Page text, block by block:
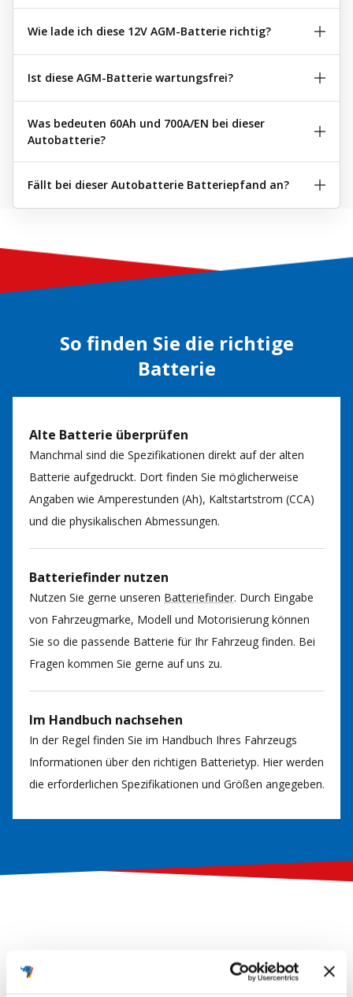
Wie lade ich diese 12V AGM-Batterie richtig?
Ist diese AGM-Batterie wartungsfrei?
Was bedeuten 60Ah und 700A/EN bei dieser
Autobatterie?
Fällt bei dieser Autobatterie Batteriepfand an?
So finden Sie die richtige
Batterie
Alte Batterie überprüfen
Manchmal sind die Spezifikationen direkt auf der alten
Batterie aufgedruckt. Dort finden Sie möglicherweise
Angaben wie Amperestunden (Ah), Kaltstartstrom (CCA)
und die physikalischen Abmessungen.
Batteriefinder nutzen
Nutzen Sie gerne unseren Batteriefinder. Durch Eingabe
von Fahrzeugmarke, Modell und Motorisierung können
Sie so die passende Batterie für Ihr Fahrzeug finden. Bei
Fragen kommen Sie gerne auf uns zu.
Im Handbuch nachsehen
In der Regel finden Sie im Handbuch Ihres Fahrzeugs
Informationen über den richtigen Batterietyp. Hier werden
die erforderlichen Spezifikationen und Größen angegeben.
Basierend auf 3 Bewertungen